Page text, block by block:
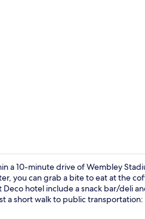
a 10-minute drive of Wembley
you can grab a bite to eat at the
hotel include a snack bar/deli
a short walk to public